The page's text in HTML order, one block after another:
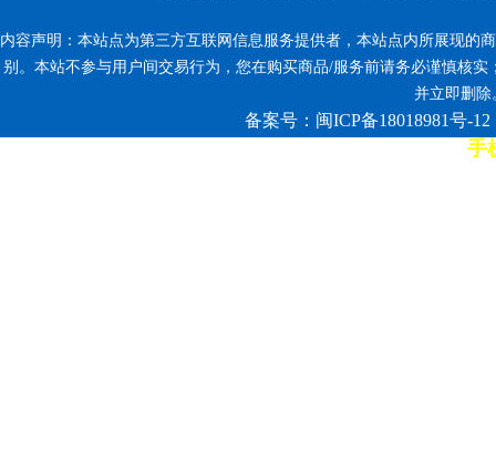
内容声明：本站点为第三方互联网信息服务提供者，本站点内所展现的
别。本站不参与用户间交易行为，您在购买商品/服务前请务必谨慎核
并立即删除
备案号：闽ICP备18018981号-12
7*12小时客服热线: 康师傅手